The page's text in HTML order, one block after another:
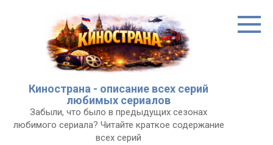
Кинострана - описание всех серий
любимых сериалов
Забыли, что было в предыдущих сезонах
любимого сериала? Читайте краткое содержание
всех серий